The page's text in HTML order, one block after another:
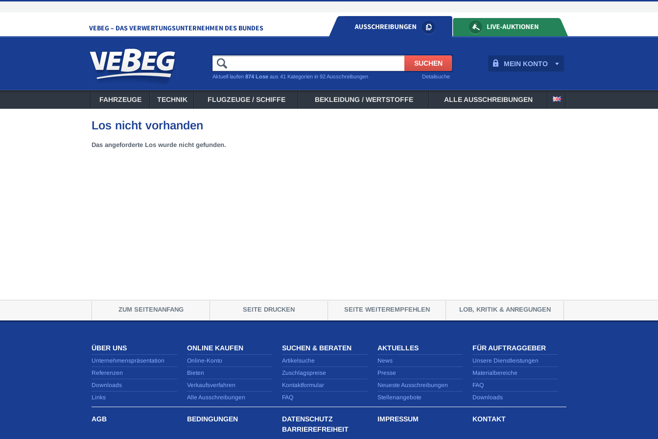
MEIN KONTO
Detailsuche
Aktuell laufen 874 Lose aus 41 Kategorien in 92 Ausschreibungen
FAHRZEUGE TECHNIK FLUGZEUGE / SCHIFFE BEKLEIDUNG / WERTSTOFFE ALLE AUSSCHREIBUNGEN
Los nicht vorhanden
Das angeforderte Los wurde nicht gefunden.
ZUM SEITENANFANG SEITE DRUCKEN SEITE WEITEREMPFEHLEN LOB, KRITIK & ANREGUNGEN
ÜBER UNS
Unternehmenspräsentation
Referenzen
Downloads
Links
ONLINE KAUFEN
Online-Konto
Bieten
Verkaufsverfahren
Alle Ausschreibungen
SUCHEN & BERATEN
Artikelsuche
Zuschlagspreise
Kontaktformular
FAQ
AKTUELLES
News
Presse
Neueste Ausschreibungen
Stellenangebote
FÜR AUFTRAGGEBER
Unsere Dienstleistungen
Materialbereiche
FAQ
Downloads
AGB BEDINGUNGEN
DATENSCHUTZ
BARRIEREFREIHEIT
IMPRESSUM KONTAKT